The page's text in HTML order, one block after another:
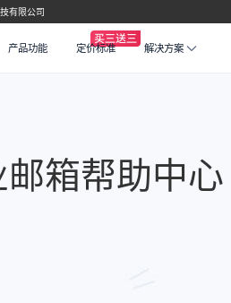
有限公司
产品功能 定价标准 解决方案
箱帮助中心